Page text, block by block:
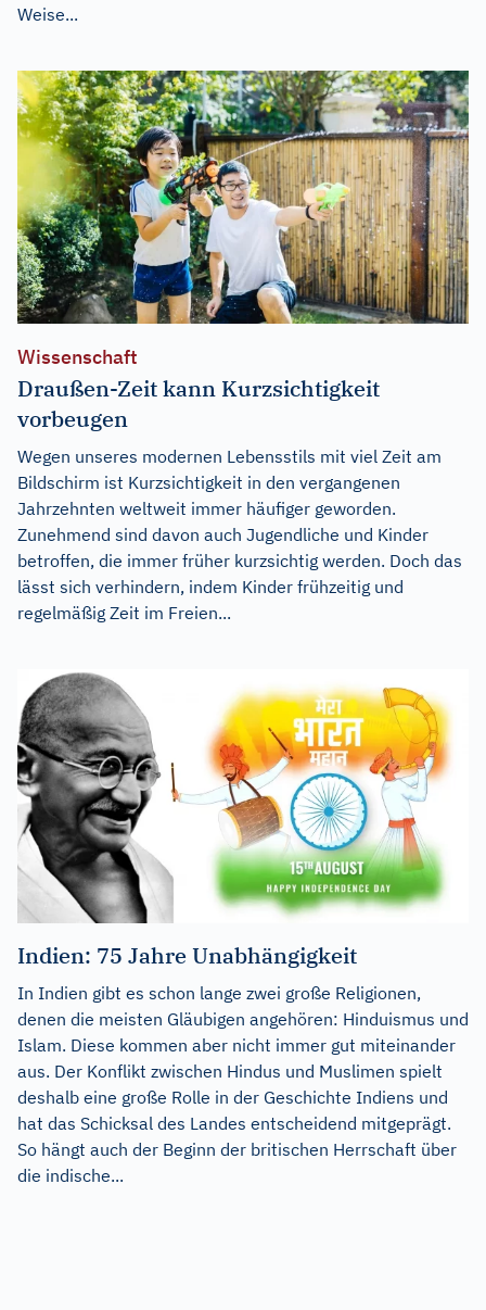
Weise...
Wissenschaft
Draußen-Zeit kann Kurzsichtigkeit
vorbeugen
Wegen unseres modernen Lebensstils mit viel Zeit am
Bildschirm ist Kurzsichtigkeit in den vergangenen
Jahrzehnten weltweit immer häufiger geworden.
Zunehmend sind davon auch Jugendliche und Kinder
betroffen, die immer früher kurzsichtig werden. Doch das
lässt sich verhindern, indem Kinder frühzeitig und
regelmäßig Zeit im Freien...
Indien: 75 Jahre Unabhängigkeit
In Indien gibt es schon lange zwei große Religionen,
denen die meisten Gläubigen angehören: Hinduismus und
Islam. Diese kommen aber nicht immer gut miteinander
aus. Der Konflikt zwischen Hindus und Muslimen spielt
deshalb eine große Rolle in der Geschichte Indiens und
hat das Schicksal des Landes entscheidend mitgeprägt.
So hängt auch der Beginn der britischen Herrschaft über
die indische...